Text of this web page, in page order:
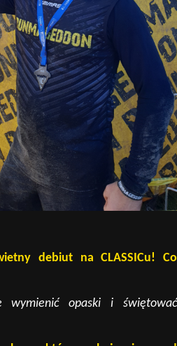
debiut na CLASSICu! Co
opaski i świętować